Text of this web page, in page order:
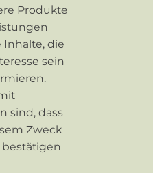
Produkte
Inhalte, die
sein
sind, dass
Zweck